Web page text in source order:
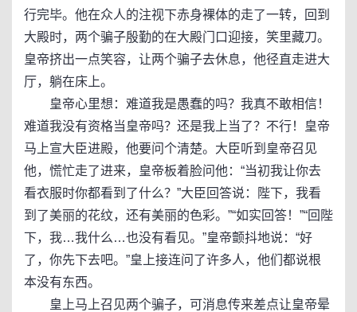
行完毕。他在众人的注视下赤身裸体的走了一转，回到
大殿时，两个骗子殷勤的在大殿门口迎接，笑里藏刀。
皇帝挤出一点笑容，让两个骗子去休息，他径直走进大
厅，躺在床上。
皇帝心里想：难道我是愚蠢的吗？我真不敢相信！
难道我没有资格当皇帝吗？还是我上当了？不行！皇帝
马上宣大臣进殿，他要问个清楚。大臣听到皇帝召见
他，慌忙走了进来，皇帝板着脸问他：“当初我让你去
看衣服时你都看到了什么？”大臣回答说：陛下，我看
到了美丽的花纹，还有美丽的色彩。”“如实回答！”“回陛
下，我…我什么…也没有看见。”皇帝颤抖地说：“好
了，你先下去吧。”皇上接连问了许多人，他们都说根
本没有东西。
皇上马上召见两个骗子，可消息传来差点让皇帝晕